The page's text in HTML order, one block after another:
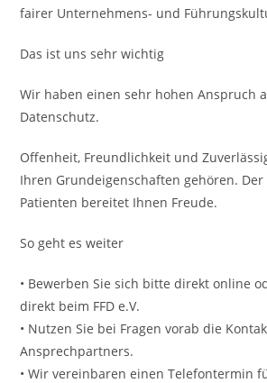
fairer Unternehmens- und
Das ist uns sehr wichtig
Wir haben einen sehr hohen Anspruch
Datenschutz.
Offenheit, Freundlichkeit und
Ihren Grundeigenschaften gehören.
Patienten bereitet Ihnen Freude.
So geht es weiter
• Bewerben Sie sich bitte direkt online
direkt beim FFD e.V.
• Nutzen Sie bei Fragen vorab die
Ansprechpartners.
• Wir vereinbaren einen Telefontermin